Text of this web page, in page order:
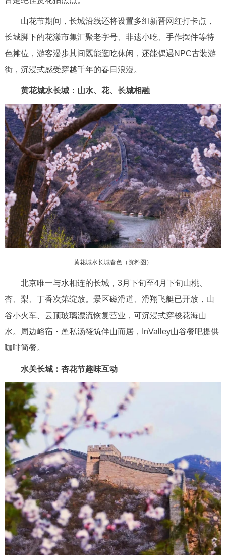
山花节期间，长城沿线还将设置多组新晋网红打卡点，
长城脚下的花漾市集汇聚老字号、非遗小吃、手作摆件等特
色摊位，游客漫步其间既能逛吃休闲，还能偶遇NPC古装游
街，沉浸式感受穿越千年的春日浪漫。
黄花城水长城：山水、花、长城相融
黄花城水长城春色（资料图）
北京唯一与水相连的长城，3月下旬至4月下旬山桃、
杏、梨、丁香次第绽放。景区磁滑道、滑翔飞艇已开放，山
谷小火车、云顶玻璃漂流恢复营业，可沉浸式穿梭花海山
水。周边峪宿・曐私汤筱筑伴山而居，InValley山谷餐吧提供
咖啡简餐。
水关长城：杏花节趣味互动